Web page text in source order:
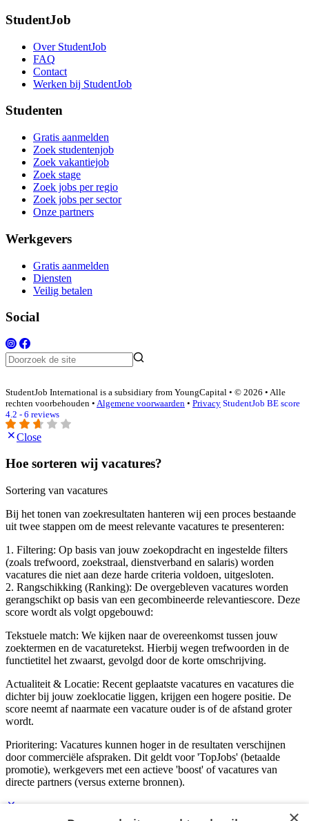
StudentJob
Over StudentJob
FAQ
Contact
Werken bij StudentJob
Studenten
Gratis aanmelden
Zoek studentenjob
Zoek vakantiejob
Zoek stage
Zoek jobs per regio
Zoek jobs per sector
Onze partners
Werkgevers
Gratis aanmelden
Diensten
Veilig betalen
Social
StudentJob International is a subsidiary from YoungCapital • © 2026 • Alle
rechten voorbehouden • Algemene voorwaarden • Privacy StudentJob BE score
4.2 - 6 reviews
Close
Hoe sorteren wij vacatures?
Sortering van vacatures
Bij het tonen van zoekresultaten hanteren wij een proces bestaande
uit twee stappen om de meest relevante vacatures te presenteren:
1. Filtering: Op basis van jouw zoekopdracht en ingestelde filters
(zoals trefwoord, zoekstraal, dienstverband en salaris) worden
vacatures die niet aan deze harde criteria voldoen, uitgesloten.
2. Rangschikking (Ranking): De overgebleven vacatures worden
gerangschikt op basis van een gecombineerde relevantiescore. Deze
score wordt als volgt opgebouwd:
Tekstuele match: We kijken naar de overeenkomst tussen jouw
zoektermen en de vacaturetekst. Hierbij wegen trefwoorden in de
functietitel het zwaarst, gevolgd door de korte omschrijving.
Actualiteit & Locatie: Recent geplaatste vacatures en vacatures die
dichter bij jouw zoeklocatie liggen, krijgen een hogere positie. De
score neemt af naarmate een vacature ouder is of de afstand groter
wordt.
Prioritering: Vacatures kunnen hoger in de resultaten verschijnen
door commerciële afspraken. Dit geldt voor 'TopJobs' (betaalde
promotie), werkgevers met een actieve 'boost' of vacatures van
directe partners (versus externe bronnen).